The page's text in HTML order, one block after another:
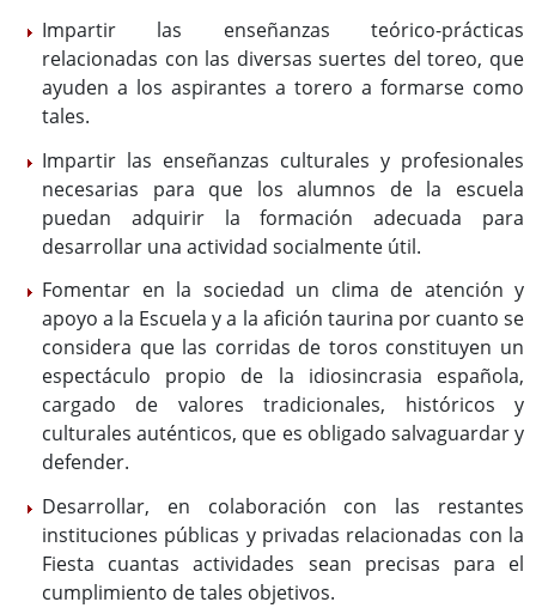
Impartir las enseñanzas teórico-prácticas
relacionadas con las diversas suertes del toreo, que
ayuden a los aspirantes a torero a formarse como
tales.
Impartir las enseñanzas culturales y profesionales
necesarias para que los alumnos de la escuela
puedan adquirir la formación adecuada para
desarrollar una actividad socialmente útil.
Fomentar en la sociedad un clima de atención y
apoyo a la Escuela y a la afición taurina por cuanto se
considera que las corridas de toros constituyen un
espectáculo propio de la idiosincrasia española,
cargado de valores tradicionales, históricos y
culturales auténticos, que es obligado salvaguardar y
defender.
Desarrollar, en colaboración con las restantes
instituciones públicas y privadas relacionadas con la
Fiesta cuantas actividades sean precisas para el
cumplimiento de tales objetivos.